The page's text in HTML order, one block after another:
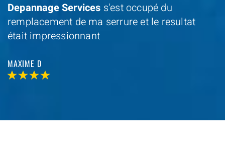
Depannage Services s'est occupé du
remplacement de ma serrure et le resultat
était impressionnant
MAXIME D